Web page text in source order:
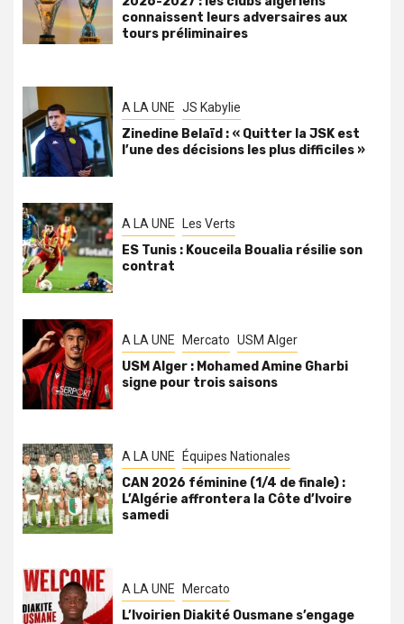
connaissent leurs adversaires aux
tours préliminaires
A LA UNE JS Kabylie
Zinedine Belaïd : « Quitter la JSK est
l’une des décisions les plus difficiles »
A LA UNE Les Verts
ES Tunis : Kouceila Boualia résilie son
contrat
A LA UNE Mercato USM Alger
USM Alger : Mohamed Amine Gharbi
signe pour trois saisons
A LA UNE Équipes Nationales
CAN 2026 féminine (1/4 de finale) :
L’Algérie affrontera la Côte d’Ivoire
samedi
A LA UNE Mercato
L’Ivoirien Diakité Ousmane s’engage